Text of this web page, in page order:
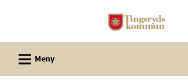
e-
tjänster
-
L Meny